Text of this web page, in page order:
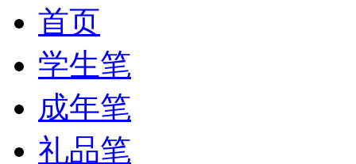
首页
学生笔
成年笔
礼品笔